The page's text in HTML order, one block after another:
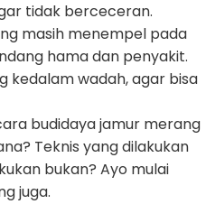
tidak berceceran.
masih menempel pada
hama dan penyakit.
kedalam wadah, agar bisa
budidaya jamur merang
Teknis yang dilakukan
bukan? Ayo mulai
juga.